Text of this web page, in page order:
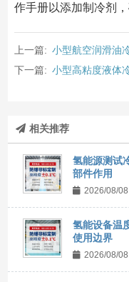
作手册以添加制冷剂
上一篇: 小型航空润滑油
下一篇: 小型高粘度液体
相关推荐
氢能源测试
部件作用
2026/08/08
氢能设备温
使用边界
2026/08/08